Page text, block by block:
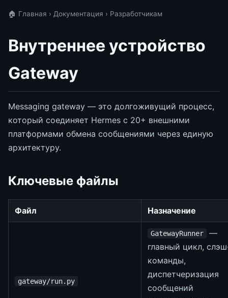
🏠 Главная › Документация › Разработчикам
Внутреннее устройство
Gateway
Messaging gateway — это долгоживущий процесс,
который соединяет Hermes с 20+ внешними
платформами обмена сообщениями через единую
архитектуру.
Ключевые файлы
Файл Назначение
gateway/run.py
GatewayRunner
—
главный цикл,
команды,
диспетчеризация
сообщений